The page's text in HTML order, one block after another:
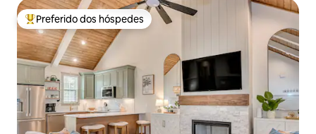
Entre os melhores preferidos dos hóspedes
Preferido dos hóspedes